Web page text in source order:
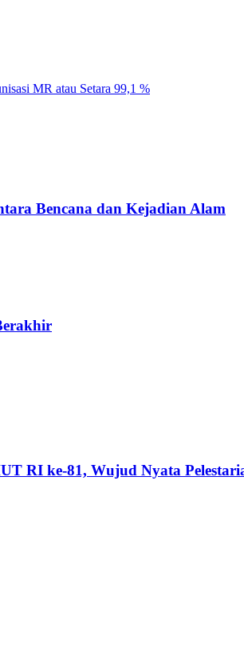
MR atau Setara 99,1 %
Bencana dan Kejadian Alam
RI ke-81, Wujud Nyata